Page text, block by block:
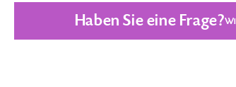
SPECIALSHaben Sie eine Frage?